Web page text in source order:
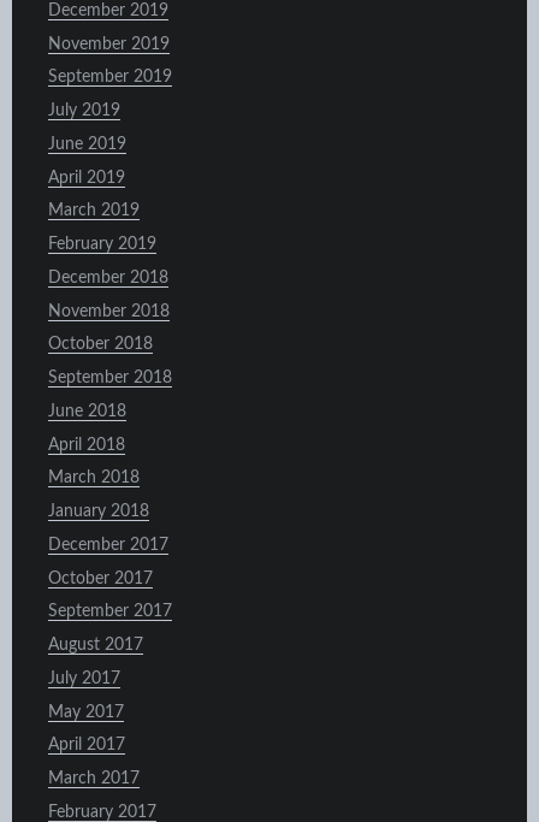
December 2019
November 2019
September 2019
July 2019
June 2019
April 2019
March 2019
February 2019
December 2018
November 2018
October 2018
September 2018
June 2018
April 2018
March 2018
January 2018
December 2017
October 2017
September 2017
August 2017
July 2017
May 2017
April 2017
March 2017
February 2017